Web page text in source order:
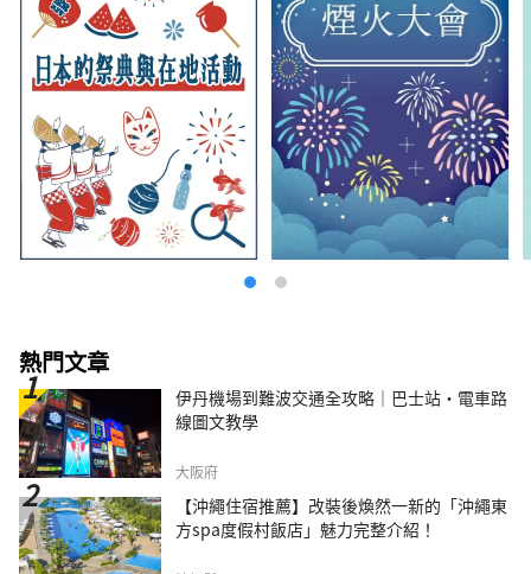
熱門文章
伊丹機場到難波交通全攻略｜巴士站・電車路
線圖文教學
大阪府
【沖繩住宿推薦】改裝後煥然一新的「沖繩東
方spa度假村飯店」魅力完整介紹！